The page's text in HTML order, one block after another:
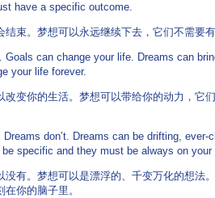
have a specific outcome.
结束。梦想可以永远继续下去，它们不需要
Goals can change your life. Dreams can
your life forever.
改变你的生活。梦想可以带给你的动力，它
don’t. Dreams can be drifting,
specific and they must be always on your
没有。梦想可以是漂浮的、千变万化的想法
你的脑子里。